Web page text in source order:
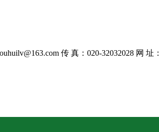
传 真：020-32032028 网 址：